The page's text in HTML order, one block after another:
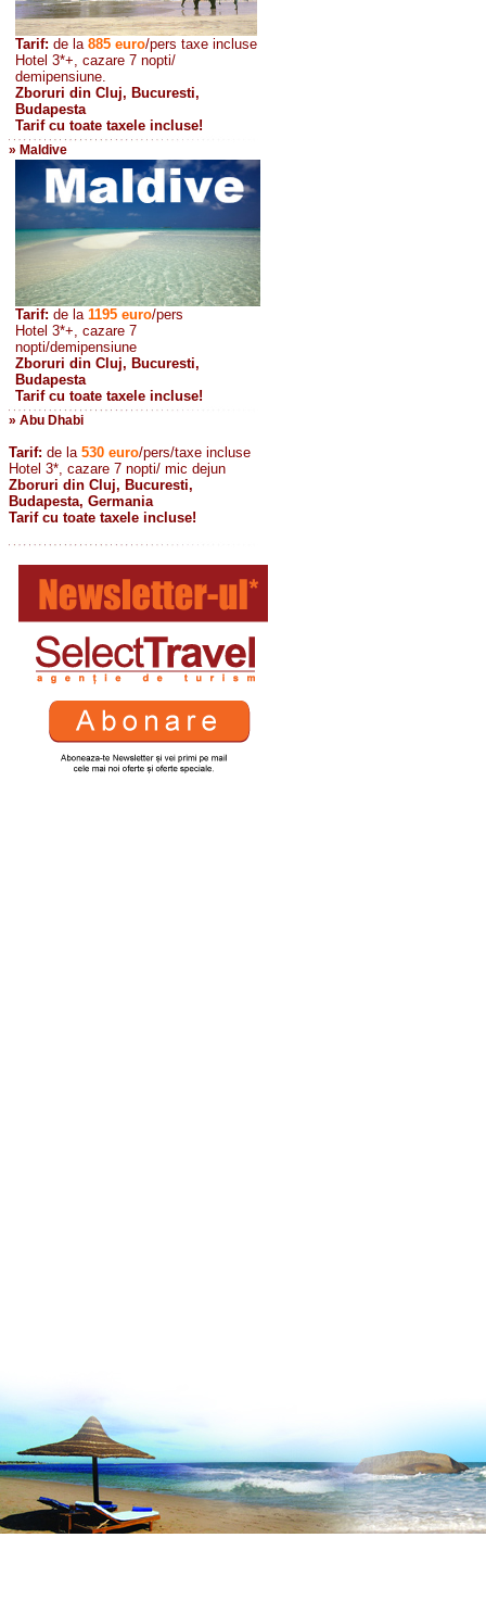
Tarif: de la 885 euro/pers taxe incluse
Hotel 3*+, cazare 7 nopti/
demipensiune.
Zboruri din Cluj, Bucuresti,
Budapesta
Tarif cu toate taxele incluse!
» Maldive
Tarif: de la 1195 euro/pers
Hotel 3*+, cazare 7
nopti/demipensiune
Zboruri din Cluj, Bucuresti,
Budapesta
Tarif cu toate taxele incluse!
» Abu Dhabi
Tarif: de la 530 euro/pers/taxe incluse
Hotel 3*, cazare 7 nopti/ mic dejun
Zboruri din Cluj, Bucuresti,
Budapesta, Germania
Tarif cu toate taxele incluse!